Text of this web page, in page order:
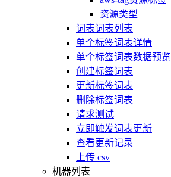
资源类型
词表词表列表
单个标签词表详情
单个标签词表数据预览
创建标签词表
更新标签词表
删除标签词表
请求测试
立即触发词表更新
查看更新记录
上传 csv
机器列表